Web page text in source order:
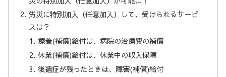
労災に特別加入（任意加入）して、受けられるサービ
スは？
療養(補償)給付は、病院の治療費の補償
休業(補償)給付は、休業中の収入保障
後遺症が残ったときは、障害(補償)給付